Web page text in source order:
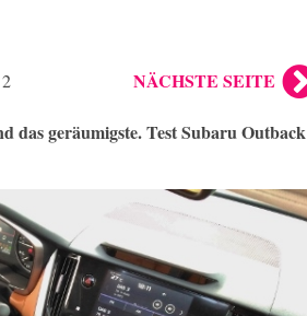
NÄCHSTE SEITE
das geräumigste. Test Subaru Outback